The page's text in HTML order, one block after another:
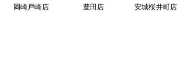
ュラー買取は豊田市の買取大吉豊
岡崎戸崎店 豊田店 安城桜井町店